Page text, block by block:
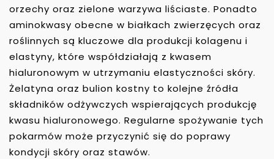
orzechy oraz zielone warzywa liściaste. Ponadto
aminokwasy obecne w białkach zwierzęcych oraz
roślinnych są kluczowe dla produkcji kolagenu i
elastyny, które współdziałają z kwasem
hialuronowym w utrzymaniu elastyczności skóry.
Żelatyna oraz bulion kostny to kolejne źródła
składników odżywczych wspierających produkcję
kwasu hialuronowego. Regularne spożywanie tych
pokarmów może przyczynić się do poprawy
kondycji skóry oraz stawów.